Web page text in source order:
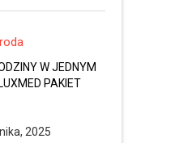
W JEDNYM
PAKIET
2025